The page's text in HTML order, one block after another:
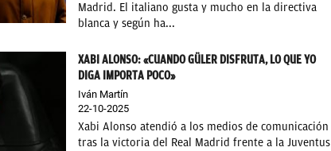
Madrid. El italiano gusta y mucho en la directiva
blanca y según ha...
XABI ALONSO: «CUANDO GÜLER DISFRUTA, LO QUE YO
DIGA IMPORTA POCO»
Iván Martín
22-10-2025
Xabi Alonso atendió a los medios de comunicación
tras la victoria del Real Madrid frente a la Juventus